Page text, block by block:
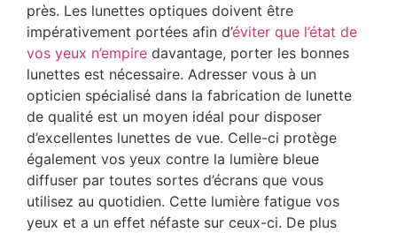
près. Les lunettes optiques doivent être
impérativement portées afin d’éviter que l’état de
vos yeux n’empire davantage, porter les bonnes
lunettes est nécessaire. Adresser vous à un
opticien spécialisé dans la fabrication de lunette
de qualité est un moyen idéal pour disposer
d’excellentes lunettes de vue. Celle-ci protège
également vos yeux contre la lumière bleue
diffuser par toutes sortes d’écrans que vous
utilisez au quotidien. Cette lumière fatigue vos
yeux et a un effet néfaste sur ceux-ci. De plus